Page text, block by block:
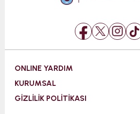
ONLINE YARDIM
KURUMSAL
GİZLİLİK POLİTİKASI